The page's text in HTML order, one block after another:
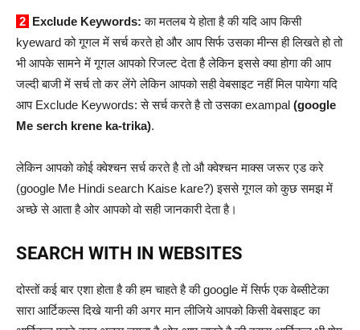
2 Exclude Keywords: का मतलब ये होता है की यदि आप किसी
kyeward को गूगल में सर्च करते हो और आप सिर्फ उसका मीन्स ही लिखते हो तो
भी आपके सामने में गूगल आपको रिजल्ट देता है लेकिन इससे क्या होगा की आप
जल्दी बाजी में सर्च तो कर लेंगे लेकिन आपको सही वेबसाइट नहीं मिल पायेगा यदि
आप Exclude Keywords: से सर्च करते है तो उसका exampal (google
Me serch krene ka-trika).
लेकिन आपको कोई क्वेश्चन सर्च करते है तो औ क्वेश्चन माक्स जरूर एड करे
(google Me Hindi search Kaise kare?) इससे गूगल को कुछ समझ में
अच्छे से आता है ओर आपको वो सही जानकारी देता है।
SEARCH WITH IN WEBSITES
दोस्तों कई बार एशा होता है की हम चाहते है की google में सिर्फ एक वेब्सीटेका
सारा आर्टिकल्स दिखे यानी की अगर मान लीजिये आपको किसी वेबसाइट का